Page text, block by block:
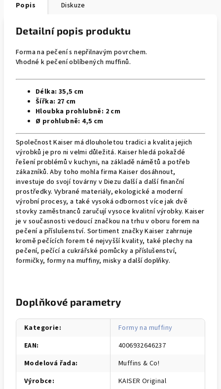
Popis Diskuze
Detailní popis produktu
Forma na pečení s nepřilnavým povrchem.
Vhodné k pečení oblíbených muffinů.
Délka: 35,5 cm
Šířka: 27 cm
Hloubka prohlubně: 2 cm
Ø prohlubně: 4,5 cm
Společnost Kaiser má dlouholetou tradici a kvalita jejich
výrobků je pro ni velmi důležitá. Kaiser hledá pokaždé
řešení problémů v kuchyni, na základě námětů a potřeb
zákazníků. Aby toho mohla firma Kaiser dosáhnout,
investuje do svojí továrny v Diezu další a další finanční
prostředky. Vybrané materiály, ekologické a moderní
výrobní procesy, a také vysoká odbornost více jak dvě
stovky zaměstnanců zaručují vysoce kvalitní výrobky. Kaiser
je v současnosti vedoucí značkou na trhu v oboru forem na
pečení a příslušenství. Sortiment značky Kaiser zahrnuje
kromě pečících forem té nejvyšší kvality, také plechy na
pečení, pečící a cukrářské pomůcky a příslušenství,
formičky, formy na muffiny, misky a další doplňky.
Doplňkové parametry
Kategorie:
Formy na muffiny
EAN:
4006932646237
Modelová řada:
Muffins & Co!
Výrobce:
KAISER Original